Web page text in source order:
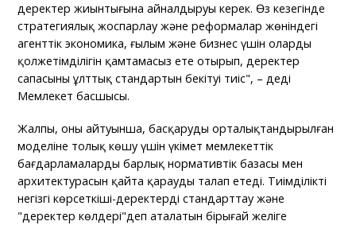
деректер жиынтығына айналдыруы керек. Өз кезегінде
стратегиялық жоспарлау және реформалар жөніндегі
агенттік экономика, ғылым және бизнес үшін олардың
қолжетімділігін қамтамасыз ете отырып, деректер
сапасының ұлттық стандартын бекітуі тиіс", – деді
Мемлекет басшысы.
Жалпы, оның айтуынша, басқарудың орталықтандырылған
моделіне толық көшу үшін үкімет мемлекеттік
бағдарламалардың барлық нормативтік базасы мен
архитектурасын қайта қарауды талап етеді. Тиімділіктің
негізгі көрсеткіші-деректерді стандарттау және
"деректер көлдері"деп аталатын бірыңғай желіге